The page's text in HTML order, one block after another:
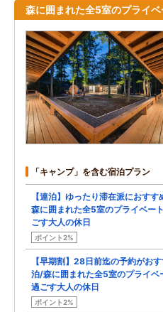
森に囲まれた全5室のプライ
「キャンプ」を含む宿泊プラン
【連泊】ゆったり滞在派におす
森に囲まれた全5室のプライベー
ごす大人の休日
ポイント2%
【早期割】28日前迄の予約がお
泊/森に囲まれた全5室のプライベ
過ごす大人の休日
ポイント2%